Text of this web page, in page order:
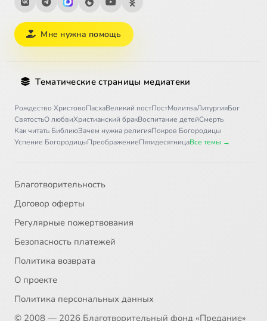
Мне нужна помощь
Тематические страницы медиатеки
Рождество ХристовоПасхаВеликий постПостМолитваЛитургияБог
СвятостьО любвиХристианский бракВоспитание детейСмерть
Как читать БиблиюЗачем нужна религияПокров Богородицы
Успение БогородицыПреображениеПятидесятницаВсе темы →
Благотворительность
Договор оферты
Регулярные пожертвования
Безопасность платежей
Политика возврата
О проекте
Политика персональных данных
© 2008 — 2026 Благотворительный фонд «Предание»